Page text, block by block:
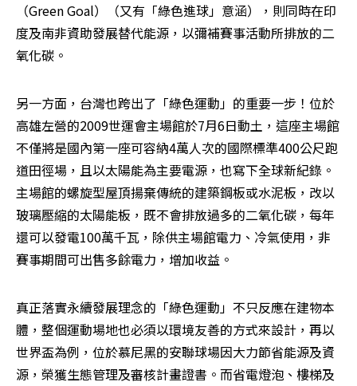
（Green Goal）（又有「綠色進球」意涵），則同時在印
度及南非資助發展替代能源，以彌補賽事活動所排放的二
氧化碳。
另一方面，台灣也跨出了「綠色運動」的重要一步！位於
高雄左營的2009世運會主場館於7月6日動土，這座主場館
不僅將是國內第一座可容納4萬人次的國際標準400公尺跑
道田徑場，且以太陽能為主要電源，也寫下全球新紀錄。
主場館的螺旋型屋頂揚棄傳統的建築鋼板或水泥板，改以
玻璃壓縮的太陽能板，既不會排放過多的二氧化碳，每年
還可以發電100萬千瓦，除供主場館電力、冷氣使用，非
賽事期間可出售多餘電力，增加收益。
真正落實永續發展理念的「綠色運動」不只反應在建物本
體，整個運動場地也必須以環境友善的方式來設計，再以
世界盃為例，位於慕尼黑的安聯球場因大力節省能源及資
源，榮獲生態管理及審核計畫證書。而省電燈泡、樓梯及